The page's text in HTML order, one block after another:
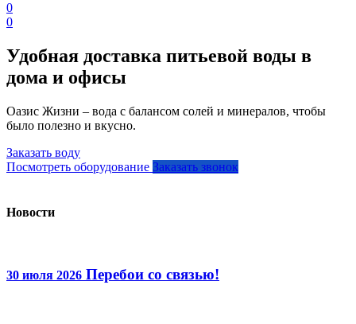
0
0
Удобная доставка питьевой воды в
дома и офисы
Оазис Жизни – вода с балансом солей и минералов, чтобы
было полезно и вкусно.
Заказать воду
Посмотреть оборудование Заказать звонок
Новости
30 июля 2026 Перебои со связью!